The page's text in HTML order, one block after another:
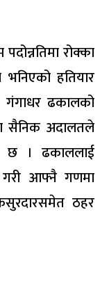
रोक्का
हतियार
गंगाधर ढकालको
सैनिक अदालतले
छ । ढकाललाई
गरी आफ्नै गणमा
ठहर